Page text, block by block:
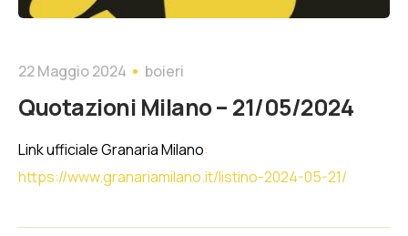
22 Maggio 2024 boieri
Quotazioni Milano – 21/05/2024
Link ufficiale Granaria Milano:
https://www.granariamilano.it/listino-2024-05-21/